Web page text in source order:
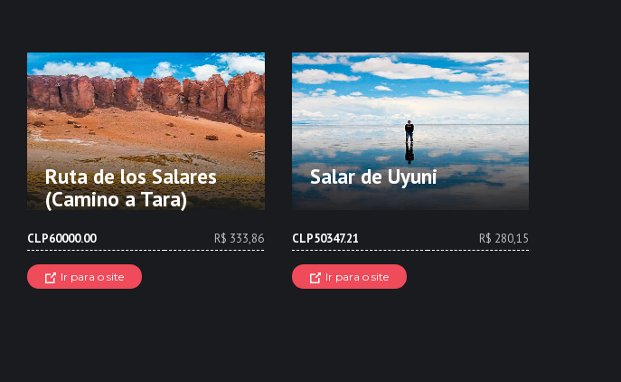
Ruta de los Salares
(Camino a Tara)
CLP60000.00 R$ 333,86
Ir para o site
Salar de Uyuni
CLP50347.21 R$ 280,15
Ir para o site